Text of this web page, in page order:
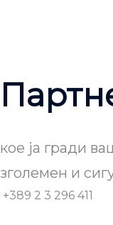
кое ја гради
зголемен и
+389 2 3 296 411